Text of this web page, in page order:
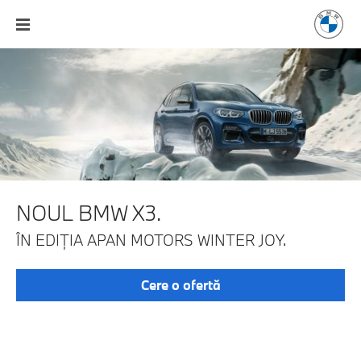
NOUL BMW X3.
ÎN EDIŢIA APAN MOTORS WINTER JOY.
Cere o ofertă